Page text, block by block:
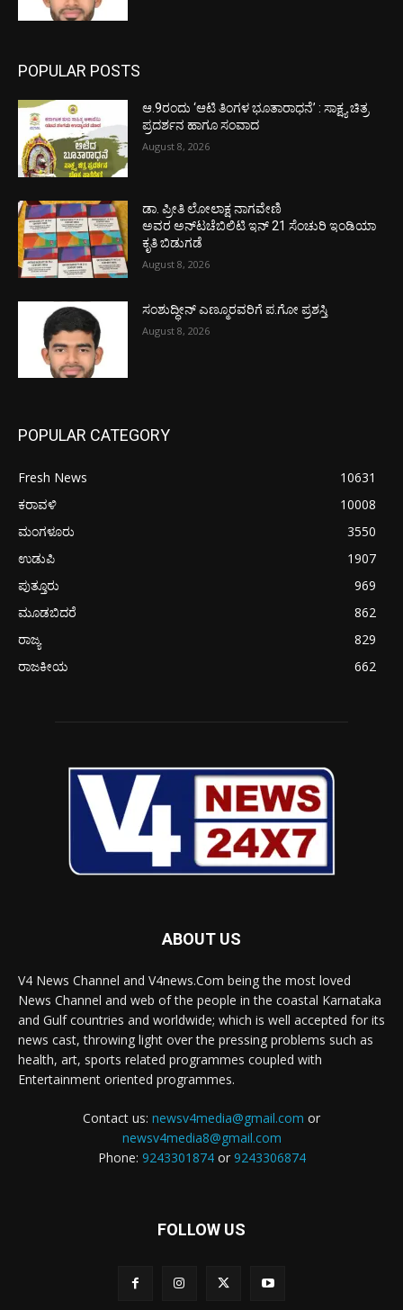
POPULAR POSTS
ಆ.9ರಂದು ‘ಆಟಿ ತಿಂಗಳ ಭೂತಾರಾಧನೆ’ : ಸಾಕ್ಷ್ಯ ಚಿತ್ರ
ಪ್ರದರ್ಶನ ಹಾಗೂ ಸಂವಾದ
August 8, 2026
ಡಾ. ಪ್ರೀತಿ ಲೋಲಾಕ್ಷ ನಾಗವೇಣಿ
ಅವರ ಅನ್‌ಟಚೆಬಿಲಿಟಿ ಇನ್ 21 ಸೆಂಚುರಿ ಇಂಡಿಯಾ
ಕೃತಿ ಬಿಡುಗಡೆ
August 8, 2026
ಸಂಶುದ್ಧೀನ್ ಎಣ್ಮೂರವರಿಗೆ ಪ.ಗೋ ಪ್ರಶಸ್ತಿ
August 8, 2026
POPULAR CATEGORY
Fresh News
10631
ಕರಾವಳಿ
10008
ಮಂಗಳೂರು
3550
ಉಡುಪಿ
1907
ಪುತ್ತೂರು
969
ಮೂಡಬಿದರೆ
862
ರಾಜ್ಯ
829
ರಾಜಕೀಯ
662
ABOUT US
V4 News Channel and V4news.Com being the most loved
News Channel and web of the people in the coastal Karnataka
and Gulf countries and worldwide; which is well accepted for its
news cast, throwing light over the pressing problems such as
health, art, sports related programmes coupled with
Entertainment oriented programmes.
Contact us: newsv4media@gmail.com or
newsv4media8@gmail.com
Phone: 9243301874or 9243306874
FOLLOW US